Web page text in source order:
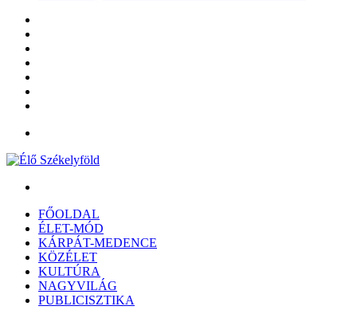
FŐOLDAL
ÉLET-MÓD
KÁRPÁT-MEDENCE
KÖZÉLET
KULTÚRA
NAGYVILÁG
PUBLICISZTIKA